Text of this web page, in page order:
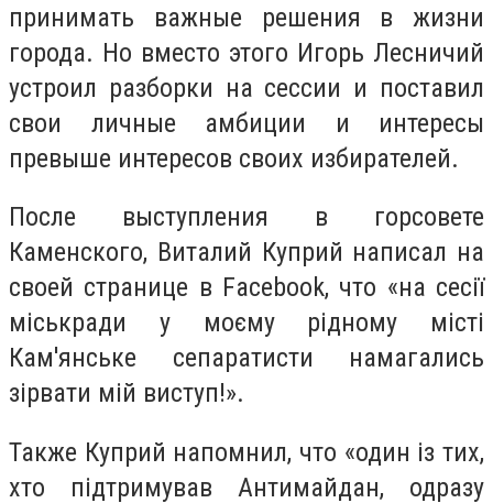
принимать важные решения в жизни
города. Но вместо этого Игорь Лесничий
устроил разборки на сессии и поставил
свои личные амбиции и интересы
превыше интересов своих избирателей.
После выступления в горсовете
Каменского, Виталий Куприй написал на
своей странице в Facebook, что «на сесії
міськради у моєму рідному місті
Кам'янське сепаратисти намагались
зірвати мій виступ!».
Также Куприй напомнил, что «один із тих,
хто підтримував Антимайдан, одразу